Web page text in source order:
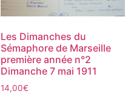
Les Dimanches du
Sémaphore de Marseille
première année n°2
Dimanche 7 mai 1911
14,00€